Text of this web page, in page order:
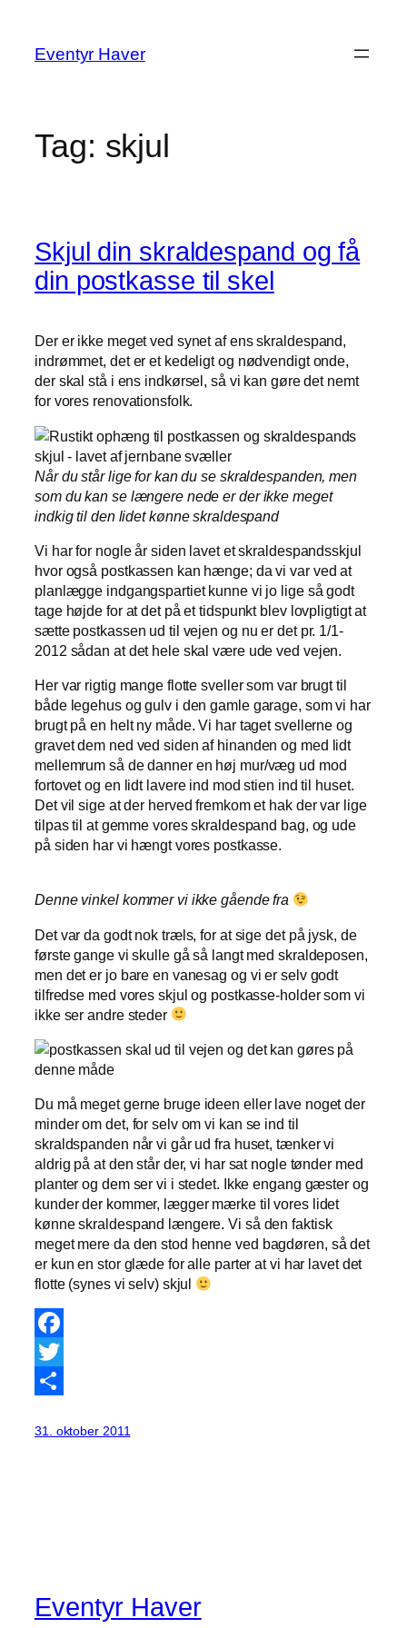
indhold
Eventyr Haver
Tag: skjul
Skjul din skraldespand og få
din postkasse til skel
Der er ikke meget ved synet af ens skraldespand,
indrømmet, det er et kedeligt og nødvendigt onde,
der skal stå i ens indkørsel, så vi kan gøre det nemt
for vores renovationsfolk.
Når du står lige for kan du se skraldespanden, men
som du kan se længere nede er der ikke meget
indkig til den lidet kønne skraldespand
Vi har for nogle år siden lavet et skraldespandsskjul
hvor også postkassen kan hænge; da vi var ved at
planlægge indgangspartiet kunne vi jo lige så godt
tage højde for at det på et tidspunkt blev lovpligtigt at
sætte postkassen ud til vejen og nu er det pr. 1/1-
2012 sådan at det hele skal være ude ved vejen.
Her var rigtig mange flotte sveller som var brugt til
både legehus og gulv i den gamle garage, som vi har
brugt på en helt ny måde. Vi har taget svellerne og
gravet dem ned ved siden af hinanden og med lidt
mellemrum så de danner en høj mur/væg ud mod
fortovet og en lidt lavere ind mod stien ind til huset.
Det vil sige at der herved fremkom et hak der var lige
tilpas til at gemme vores skraldespand bag, og ude
på siden har vi hængt vores postkasse.
Denne vinkel kommer vi ikke gående fra
Det var da godt nok træls, for at sige det på jysk, de
første gange vi skulle gå så langt med skraldeposen,
men det er jo bare en vanesag og vi er selv godt
tilfredse med vores skjul og postkasse-holder som vi
ikke ser andre steder
Du må meget gerne bruge ideen eller lave noget der
minder om det, for selv om vi kan se ind til
skraldspanden når vi går ud fra huset, tænker vi
aldrig på at den står der, vi har sat nogle tønder med
planter og dem ser vi i stedet. Ikke engang gæster og
kunder der kommer, lægger mærke til vores lidet
kønne skraldespand længere. Vi så den faktisk
meget mere da den stod henne ved bagdøren, så det
er kun en stor glæde for alle parter at vi har lavet det
flotte (synes vi selv) skjul
Facebook
Twitter
31. oktober 2011
Eventyr Haver